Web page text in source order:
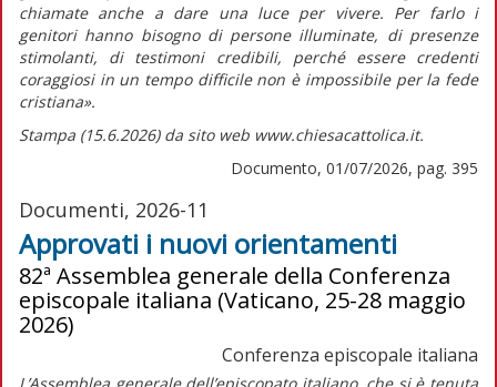
chiamate anche adare una luce per vivere. Per farlo i
genitori hanno bisogno di persone illuminate, di presenze
stimolanti, di testimoni credibili, perché essere credenti
coraggiosi in un tempo difficile non è impossibile per la fede
cristiana».
Stampa (15.6.2026) da sito web www.chiesacattolica.it.
Documento, 01/07/2026, pag. 395
Documenti, 2026-11
Approvati i nuovi orientamenti
82ª Assemblea generale della Conferenza
episcopale italiana (Vaticano, 25-28 maggio
2026)
Conferenza episcopale italiana